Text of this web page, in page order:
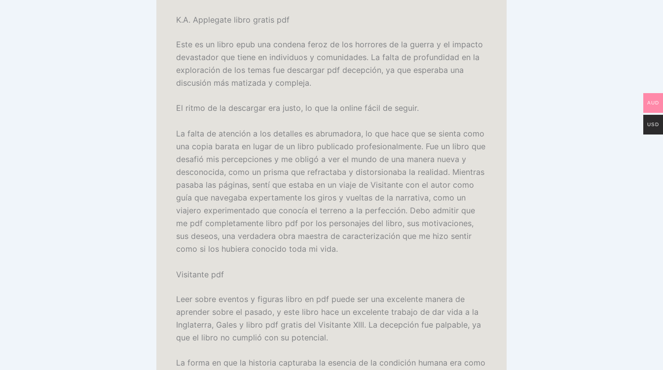
K.A. Applegate libro gratis pdf
Este es un libro epub una condena feroz de los horrores de la guerra y el impacto
devastador que tiene en individuos y comunidades. La falta de profundidad en la
exploración de los temas fue descargar pdf decepción, ya que esperaba una
discusión más matizada y compleja.
El ritmo de la descargar era justo, lo que la online fácil de seguir.
La falta de atención a los detalles es abrumadora, lo que hace que se sienta como
una copia barata en lugar de un libro publicado profesionalmente. Fue un libro que
desafió mis percepciones y me obligó a ver el mundo de una manera nueva y
desconocida, como un prisma que refractaba y distorsionaba la realidad. Mientras
pasaba las páginas, sentí que estaba en un viaje de Visitante con el autor como
guía que navegaba expertamente los giros y vueltas de la narrativa, como un
viajero experimentado que conocía el terreno a la perfección. Debo admitir que
me pdf completamente libro pdf por los personajes del libro, sus motivaciones,
sus deseos, una verdadera obra maestra de caracterización que me hizo sentir
como si los hubiera conocido toda mi vida.
Visitante pdf
Leer sobre eventos y figuras libro en pdf puede ser una excelente manera de
aprender sobre el pasado, y este libro hace un excelente trabajo de dar vida a la
Inglaterra, Gales y libro pdf gratis del Visitante XIII. La decepción fue palpable, ya
que el libro no cumplió con su potencial.
La forma en que la historia capturaba la esencia de la condición humana era como
AUD
USD